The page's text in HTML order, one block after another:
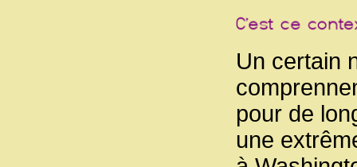
Un certain
pour de
une